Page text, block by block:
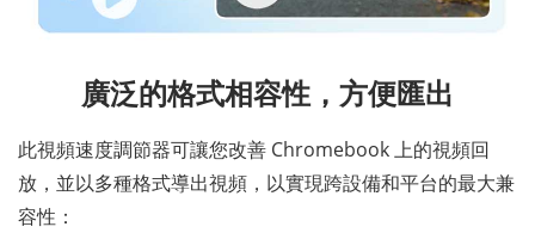
廣泛的格式相容性，方便匯出
此視頻速度調節器可讓您改善 Chromebook 上的視頻回
放，並以多種格式導出視頻，以實現跨設備和平台的最大兼
容性：